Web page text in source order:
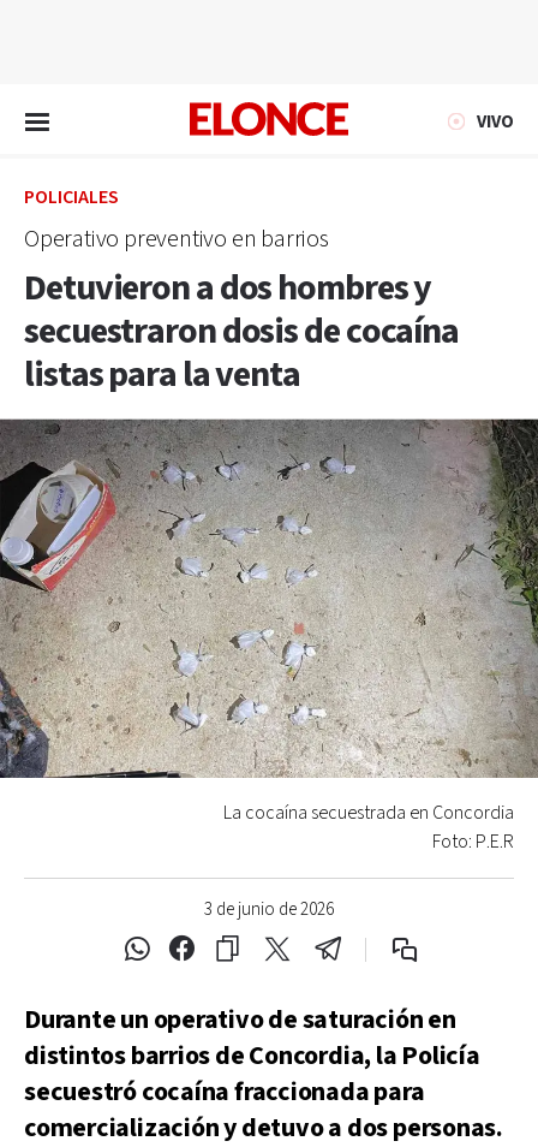
VIVO
POLICIALES
Operativo preventivo en barrios
Detuvieron a dos hombres y
secuestraron dosis de cocaína
listas para la venta
3 de junio de 2026
La cocaína secuestrada en Concordia
Foto: P.E.R
Durante un operativo de saturación en
distintos barrios de Concordia, la Policía
secuestró cocaína fraccionada para
comercialización y detuvo a dos personas.